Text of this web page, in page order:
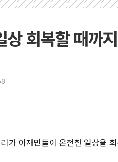
종합특
코스피·
'입추'
"최대
유니슨
창호
장동혁 "
[속보]
AI에 승
회복할 때까
가 이재민들이 온전한 일상을